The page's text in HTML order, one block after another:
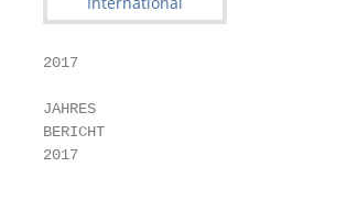
2017
JAHRES
BERICHT
2017